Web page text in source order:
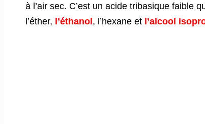
à l’air sec. C’est un acide tribasique faible
l’éther, l’éthanol, l’hexane et l’alcool